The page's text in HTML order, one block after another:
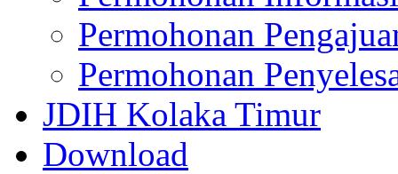
Permohonan
Permohonan
JDIH Kolaka Timur
Download